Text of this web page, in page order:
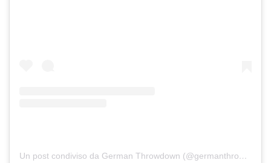
Un post condiviso da German Throwdown (@germanthrowdown)